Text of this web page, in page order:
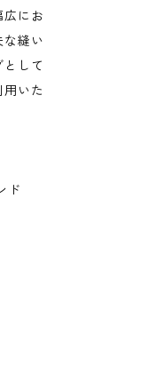
広にお
な縫い
して
いた
ド